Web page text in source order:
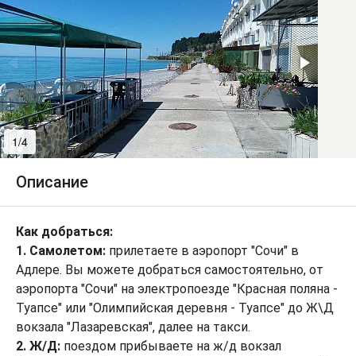
1/4
Описание
Как добраться:
1. Самолетом: прилетаете в аэропорт "Сочи" в
Адлере. Вы можете добраться самостоятельно, от
аэропорта "Сочи" на электропоезде "Красная поляна -
Туапсе" или "Олимпийская деревня - Туапсе" до Ж\Д
вокзала "Лазаревская", далее на такси.
2. Ж/Д: поездом прибываете на ж/д вокзал